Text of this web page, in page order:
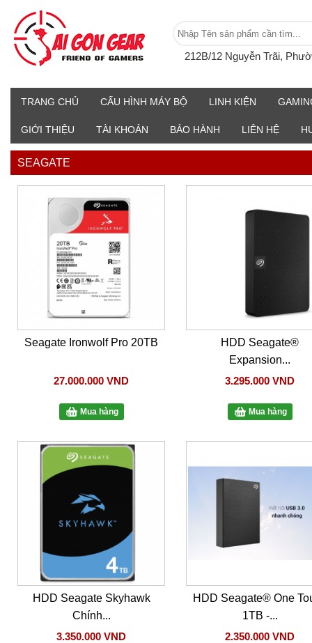
212B/12 Nguyễn Trãi,
TRANG CHỦ CẤU HÌNH MÁY BỘ LINH KIỆN
GIỚI THIỆU TÀI KHOẢN BẢO HÀNH LIÊN HỆ
SEAGATE
Seagate Ironwolf Pro 20TB
27.000.000 VND
Mua hàng
HDD Seagate®
Expansion...
3.295.000 VND
Mua hàng
HDD Seagate Skyhawk
Chính...
3.350.000 VND
HDD Seagate® One
1TB -...
2.350.000 VND